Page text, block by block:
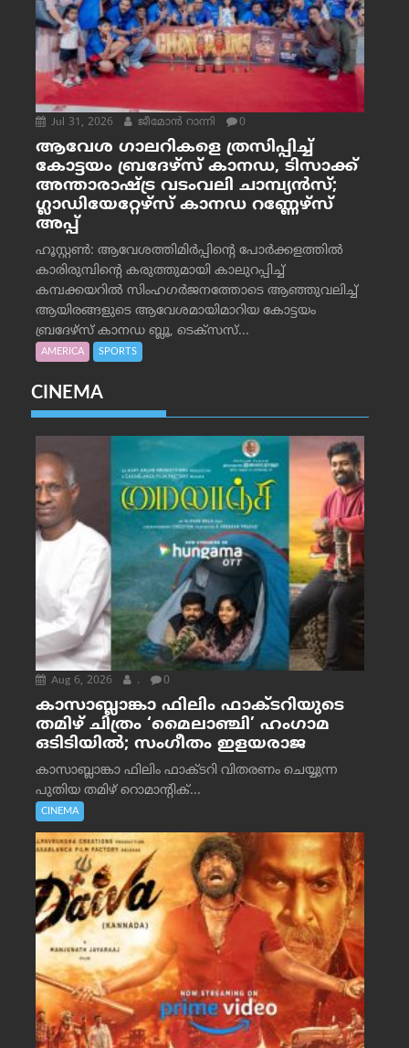
Jul 31, 2026 ജീമോന്‍ റാന്നി 0
ആവേശ ഗാലറികളെ ത്രസിപ്പിച്ച്
കോട്ടയം ബ്രദേഴ്‌സ് കാനഡ, ടിസാക്ക്
അന്താരാഷ്ട്ര വടംവലി ചാമ്പ്യന്‍സ്;
ഗ്ലാഡിയേറ്റേഴ്‌സ് കാനഡ റണ്ണേഴ്‌സ്
അപ്പ്
ഹൂസ്റ്റണ്‍: ആവേശത്തിമിര്‍പ്പിന്റെ പോര്‍ക്കളത്തില്‍
കാരിരുമ്പിന്റെ കരുത്തുമായി കാലുറപ്പിച്ച്
കമ്പക്കയറില്‍ സിംഹഗര്‍ജനത്തോടെ ആഞ്ഞുവലിച്ച്
ആയിരങ്ങളുടെ ആവേശമായിമാറിയ കോട്ടയം
ബ്രദേഴ്‌സ് കാനഡ ബ്ലൂ, ടെക്‌സസ്...
AMERICA SPORTS
CINEMA
Aug 6, 2026 . 0
കാസാബ്ലാങ്കാ ഫിലിം ഫാക്ടറിയുടെ
തമിഴ് ചിത്രം ‘മൈലാഞ്ചി’ ഹംഗാമ
ഒടിടിയിൽ; സംഗീതം ഇളയരാജ
കാസാബ്ലാങ്കാ ഫിലിം ഫാക്ടറി വിതരണം ചെയ്യുന്ന
പുതിയ തമിഴ് റൊമാന്റിക്...
CINEMA